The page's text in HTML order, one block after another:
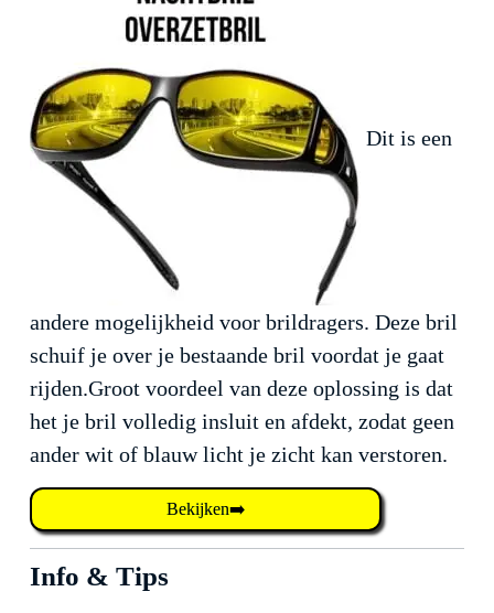
Dit is een
andere mogelijkheid voor brildragers. Deze bril
schuif je over je bestaande bril voordat je gaat
rijden.Groot voordeel van deze oplossing is dat
het je bril volledig insluit en afdekt, zodat geen
ander wit of blauw licht je zicht kan verstoren.
Bekijken➡️
Info & Tips